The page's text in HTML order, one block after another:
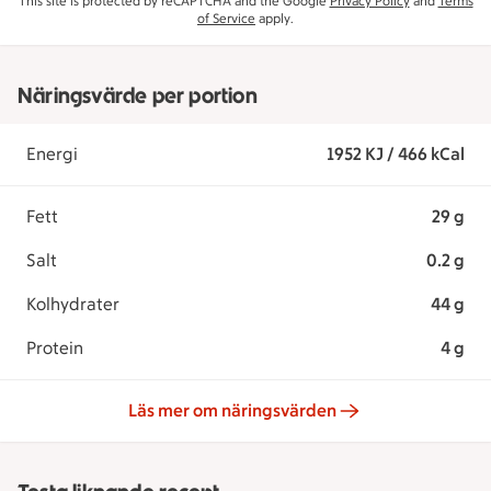
of Service apply.
Näringsvärde per portion
Energi 1952 KJ / 466 kCal
Fett 29 g
Salt 0.2 g
Kolhydrater 44 g
Protein 4 g
Läs mer om näringsvärden